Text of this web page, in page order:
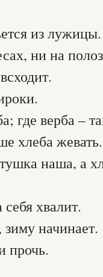
из лужицы.
ни на
где верба –
хлеба жевать.
наша, а
хвалит.
зиму начинает.
прочь.